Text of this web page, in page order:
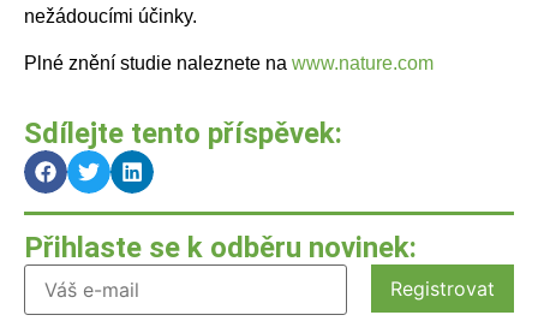
nežádoucími účinky.
Plné znění studie naleznete na www.nature.com
Sdílejte tento příspěvek:
Přihlaste se k odběru novinek: